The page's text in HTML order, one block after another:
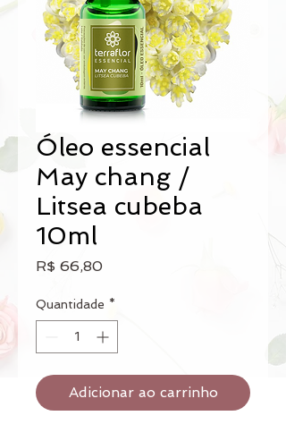
Óleo essencial
May chang /
Litsea cubeba
10ml
R$ 66,80Preço
Quantidade *
Adicionar ao carrinho